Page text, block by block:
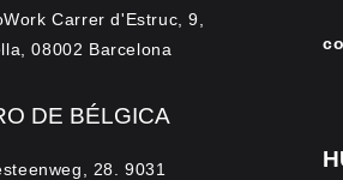
Carrer d'Estruc, 9,
08002 Barcelona
DE BÉLGICA
28. 9031